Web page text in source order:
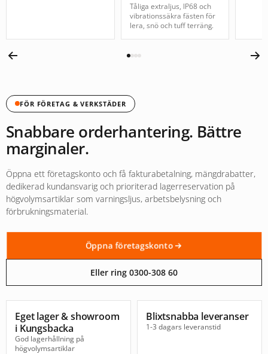
Tåliga extraljus, IP68 och
vibrationssäkra fästen för
lera, snö och tuff terräng.
FÖR FÖRETAG & VERKSTÄDER
Snabbare orderhantering. Bättre
marginaler.
Öppna ett företagskonto och få fakturabetalning, mängdrabatter,
dedikerad kundansvarig och prioriterad lagerreservation på
högvolymsartiklar som varningsljus, arbetsbelysning och
förbrukningsmaterial.
Öppna företagskonto
Eller ring 0300-308 60
Eget lager & showroom
i Kungsbacka
God lagerhållning på
högvolymsartiklar
Blixtsnabba leveranser
1-3 dagars leveranstid